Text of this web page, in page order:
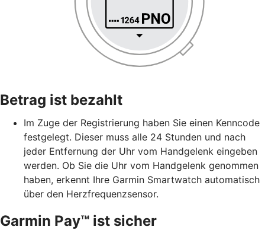
Betrag ist bezahlt
Im Zuge der Registrierung haben Sie einen Kenncode
festgelegt. Dieser muss alle 24 Stunden und nach
jeder Entfernung der Uhr vom Handgelenk eingeben
werden. Ob Sie die Uhr vom Handgelenk genommen
haben, erkennt Ihre Garmin Smartwatch automatisch
über den Herzfrequenzsensor.
Garmin Pay™ ist sicher